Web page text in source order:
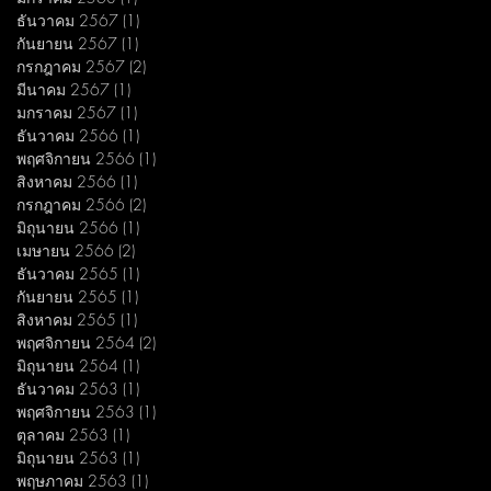
ธันวาคม 2567 (1)
กันยายน 2567 (1)
กรกฎาคม 2567 (2)
มีนาคม 2567 (1)
มกราคม 2567 (1)
ธันวาคม 2566 (1)
พฤศจิกายน 2566 (1)
สิงหาคม 2566 (1)
กรกฎาคม 2566 (2)
มิถุนายน 2566 (1)
เมษายน 2566 (2)
ธันวาคม 2565 (1)
กันยายน 2565 (1)
สิงหาคม 2565 (1)
พฤศจิกายน 2564 (2)
มิถุนายน 2564 (1)
ธันวาคม 2563 (1)
พฤศจิกายน 2563 (1)
ตุลาคม 2563 (1)
มิถุนายน 2563 (1)
พฤษภาคม 2563 (1)